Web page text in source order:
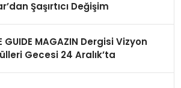
Şaşırtıcı Değişim
GUIDE MAGAZIN Dergisi Vizyon
Gecesi 24 Aralık’ta